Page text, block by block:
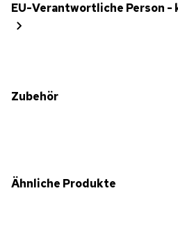
EU-Verantwortliche Person -
Zubehör
Ähnliche Produkte